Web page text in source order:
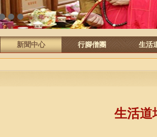
8
新聞中心 行腳僧團 生活
生活道